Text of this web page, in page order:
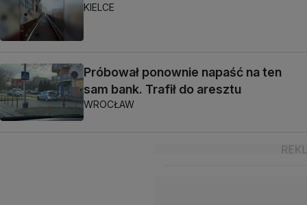
KIELCE
Próbował ponownie napaść na ten
sam bank. Trafił do aresztu
WROCŁAW